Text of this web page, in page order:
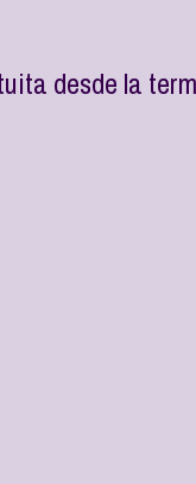
desde la